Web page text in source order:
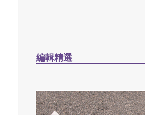
編輯精選